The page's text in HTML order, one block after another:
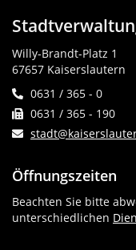
Willy-Brandt-Platz 1
67657 Kaiserslautern
0631 / 365 - 0
0631 / 365 - 190
Öffnungszeiten
Beachten Sie bitte
unterschiedlichen